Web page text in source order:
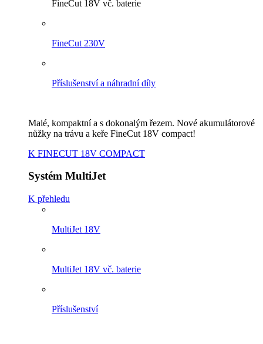
FineCut 18V vč. baterie
FineCut 230V
Příslušenství a náhradní díly
Malé, kompaktní a s dokonalým řezem. Nové akumulátorové
nůžky na trávu a keře FineCut 18V compact!
K FINECUT 18V COMPACT
Systém MultiJet
K přehledu
MultiJet 18V
MultiJet 18V vč. baterie
Příslušenství